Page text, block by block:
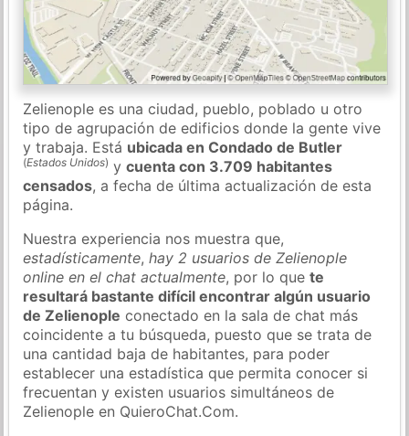
Zelienople es una ciudad, pueblo, poblado u otro
tipo de agrupación de edificios donde la gente vive
y trabaja. Está ubicada en Condado de Butler
(Estados Unidos) ycuenta con 3.709 habitantes
censados, a fecha de última actualización de esta
página.
Nuestra experiencia nos muestra que,
estadísticamente,hay 2 usuarios de Zelienople
online en el chat actualmente, por lo quete
resultará bastante difícil encontrar algún usuario
de Zelienople conectado en la sala de chat más
coincidente a tu búsqueda, puesto que se trata de
una cantidad baja de habitantes, para poder
establecer una estadística que permita conocer si
frecuentan y existen usuarios simultáneos de
Zelienople en QuieroChat.Com.